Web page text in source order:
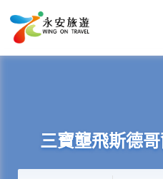
三寶壟飛斯德